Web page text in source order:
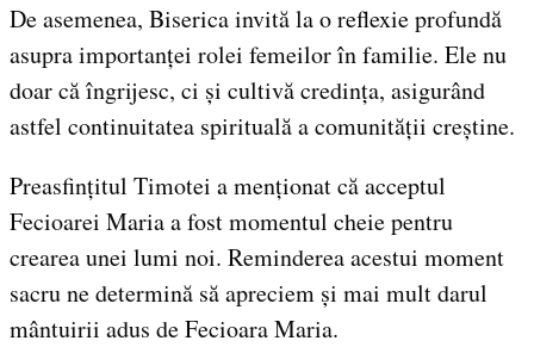
De asemenea, Biserica invită la o reflexie profundă
asupra importanței rolei femeilor în familie. Ele nu
doar că îngrijesc, ci și cultivă credința, asigurând
astfel continuitatea spirituală a comunității creștine.
Preasfințitul Timotei a menționat că acceptul
Fecioarei Maria a fost momentul cheie pentru
crearea unei lumi noi. Reminderea acestui moment
sacru ne determină să apreciem și mai mult darul
mântuirii adus de Fecioara Maria.